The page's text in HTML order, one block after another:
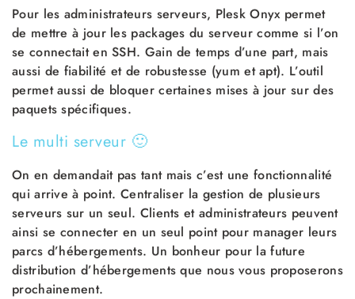
Pour les administrateurs serveurs, Plesk Onyx permet
de mettre à jour les packages du serveur comme si l’on
se connectait en SSH. Gain de temps d’une part, mais
aussi de fiabilité et de robustesse (yum et apt). L’outil
permet aussi de bloquer certaines mises à jour sur des
paquets spécifiques.
Le multi serveur 🙂
On en demandait pas tant mais c’est une fonctionnalité
qui arrive à point. Centraliser la gestion de plusieurs
serveurs sur un seul. Clients et administrateurs peuvent
ainsi se connecter en un seul point pour manager leurs
parcs d’hébergements. Un bonheur pour la future
distribution d’hébergements que nous vous proposerons
prochainement.